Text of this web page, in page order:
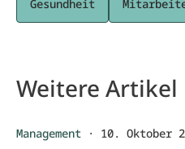
Gesundheit
Weitere Artikel
Management · 10. Oktober